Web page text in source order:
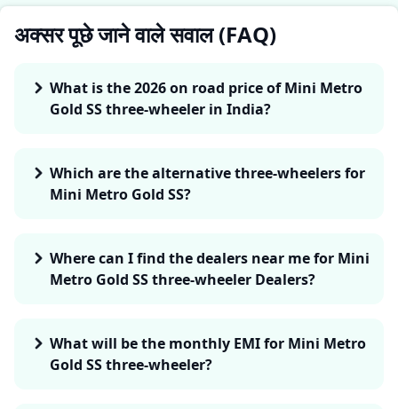
अक्सर पूछे जाने वाले सवाल (FAQ)
What is the 2026 on road price of Mini Metro
Gold SS three-wheeler in India?
Which are the alternative three-wheelers for
Mini Metro Gold SS?
Where can I find the dealers near me for Mini
Metro Gold SS three-wheeler Dealers?
What will be the monthly EMI for Mini Metro
Gold SS three-wheeler?